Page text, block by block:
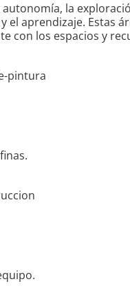
la
aprendizaje. Estas
con los espacios y